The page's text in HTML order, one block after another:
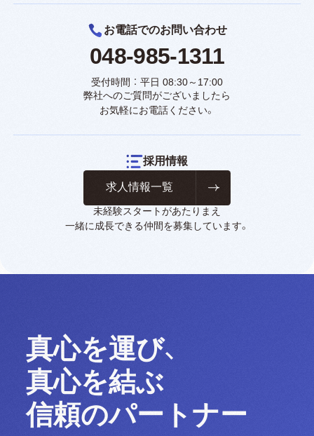
お電話でのお問い合わせ
048-985-1311
受付時間 ： 平日 08:30～17:00
弊社へのご質問がございましたら
お気軽にお電話ください。
採用情報
求人情報一覧
未経験スタートがあたりまえ
一緒に成長できる仲間を募集しています。
真心を運び、
真心を結ぶ
信頼のパートナー